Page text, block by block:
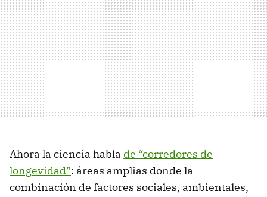
Ahora la ciencia habla de “corredores de
longevidad”: áreas amplias donde la
combinación de factores sociales, ambientales,